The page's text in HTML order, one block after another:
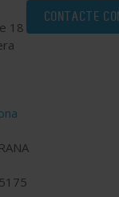
CONTACTE
18